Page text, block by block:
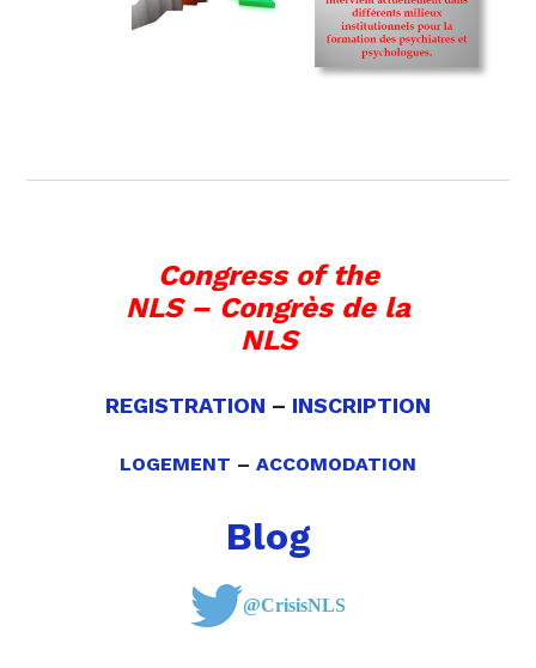
Congress of the
NLS – Congrès de la
NLS
REGISTRATION – INSCRIPTION
LOGEMENT – ACCOMODATION
Blog
@CrisisNLS